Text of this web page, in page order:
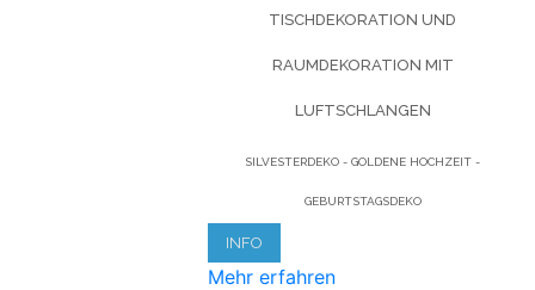
TISCHDEKORATION UND
RAUMDEKORATION MIT
LUFTSCHLANGEN
SILVESTERDEKO - GOLDENE HOCHZEIT -
GEBURTSTAGSDEKO
INFO
Mehr erfahren